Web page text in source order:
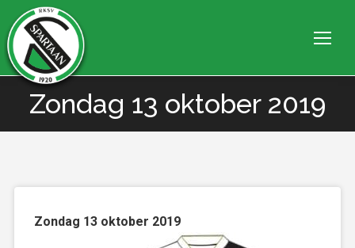
Zondag 13 oktober 2019
Je bent hier:
Zondag 13 oktober 2019